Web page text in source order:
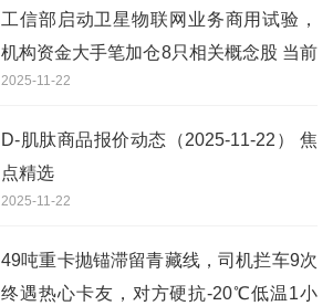
工信部启动卫星物联网业务商用试验，
机构资金大手笔加仓8只相关概念股 当前
信息
2025-11-22
D-肌肽商品报价动态（2025-11-22） 焦
点精选
2025-11-22
49吨重卡抛锚滞留青藏线，司机拦车9次
终遇热心卡友，对方硬抗-20℃低温1小